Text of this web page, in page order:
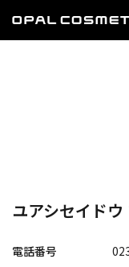
ユアシセイドウ
電話番号